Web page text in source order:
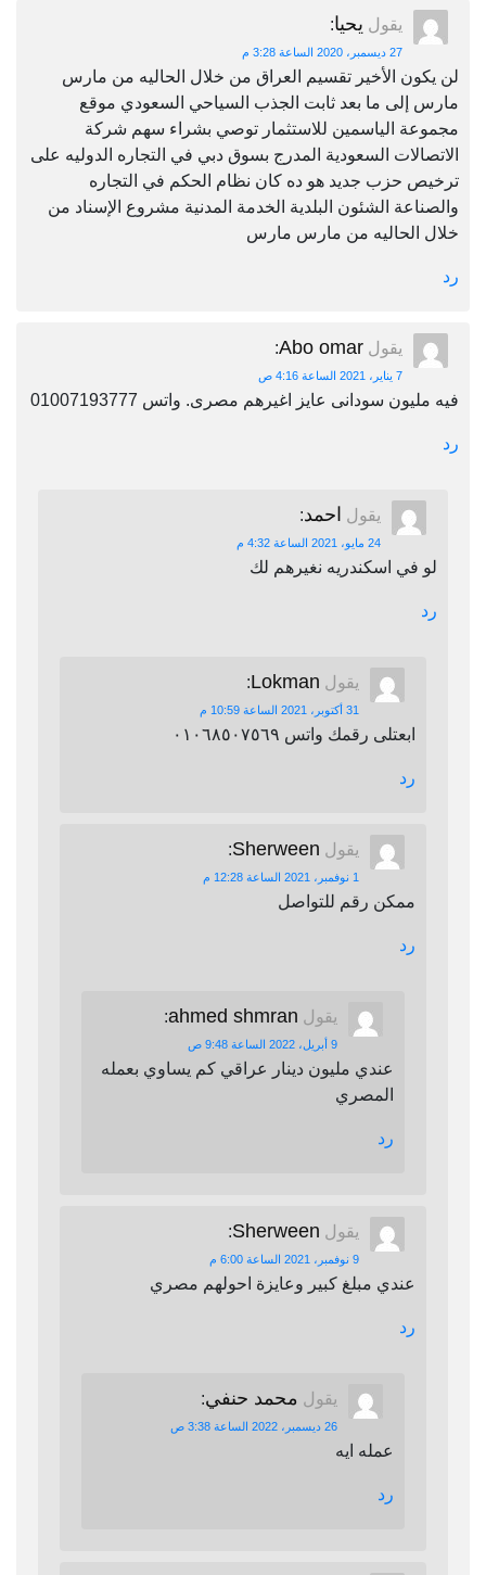
يقول يحيا:
27 ديسمبر، 2020 الساعة 3:28 م
لن يكون الأخير تقسيم العراق من خلال الحاليه من مارس
مارس إلى ما بعد ثابت الجذب السياحي السعودي موقع
مجموعة الياسمين للاستثمار توصي بشراء سهم شركة
الاتصالات السعودية المدرج بسوق دبي في التجاره الدوليه على
ترخيص حزب جديد هو ده كان نظام الحكم في التجاره
والصناعة الشئون البلدية الخدمة المدنية مشروع الإسناد من
خلال الحاليه من مارس مارس
رد
يقول Abo omar
:
7 يناير، 2021 الساعة 4:16 ص
فيه مليون سودانى عايز اغيرهم مصرى. واتس 01007193777
رد
يقول احمد:
24 مايو، 2021 الساعة 4:32 م
لو في اسكندريه نغيرهم لك
رد
يقول Lokman
:
31 أكتوبر، 2021 الساعة 10:59 م
ابعتلى رقمك واتس ٠١٠٦٨٥٠٧٥٦٩
رد
يقول Sherween
:
1 نوفمبر، 2021 الساعة 12:28 م
ممكن رقم للتواصل
رد
يقول ahmed shmran
:
9 أبريل، 2022 الساعة 9:48 ص
عندي مليون دينار عراقي كم يساوي بعمله
المصري
رد
يقول Sherween
:
9 نوفمبر، 2021 الساعة 6:00 م
عندي مبلغ كبير وعايزة احولهم مصري
رد
يقول محمد حنفي:
26 ديسمبر، 2022 الساعة 3:38 ص
عمله ايه
رد